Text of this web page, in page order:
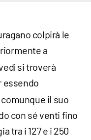
colpirà le
a
si troverà
essendo
il suo
con sé venti fino
tra i 127 e i 250